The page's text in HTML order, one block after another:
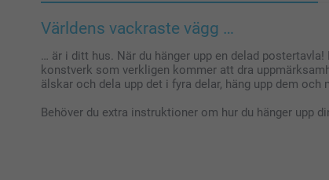
Världens vackraste vägg …
… är i ditt hus. När du hänger upp en delad
konstverk som verkligen kommer att dra
älskar och dela upp det i fyra delar, häng upp dem och
Behöver du extra instruktioner om hur du hänger upp